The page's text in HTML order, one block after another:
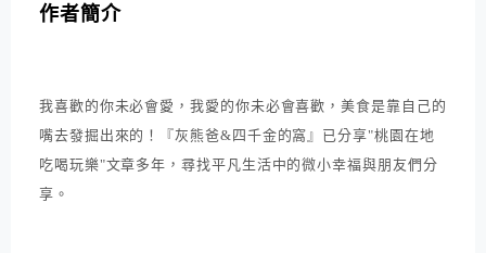
作者簡介
我喜歡的你未必會愛，我愛的你未必會喜歡，美食是靠自己的
嘴去發掘出來的！『灰熊爸&四千金的窩』已分享"桃園在地
吃喝玩樂"文章多年，尋找平凡生活中的微小幸福與朋友們分
享。